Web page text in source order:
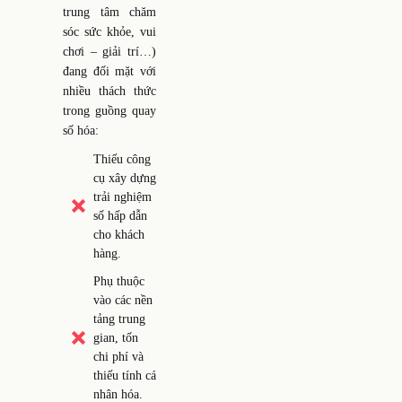
trung tâm chăm
sóc sức khỏe, vui
chơi – giải trí…)
đang đối mặt với
nhiều thách thức
trong guồng quay
số hóa:
Thiếu công
cụ xây dựng
trải nghiệm
số hấp dẫn
cho khách
hàng.
Phụ thuộc
vào các nền
tảng trung
gian, tốn
chi phí và
thiếu tính cá
nhân hóa.